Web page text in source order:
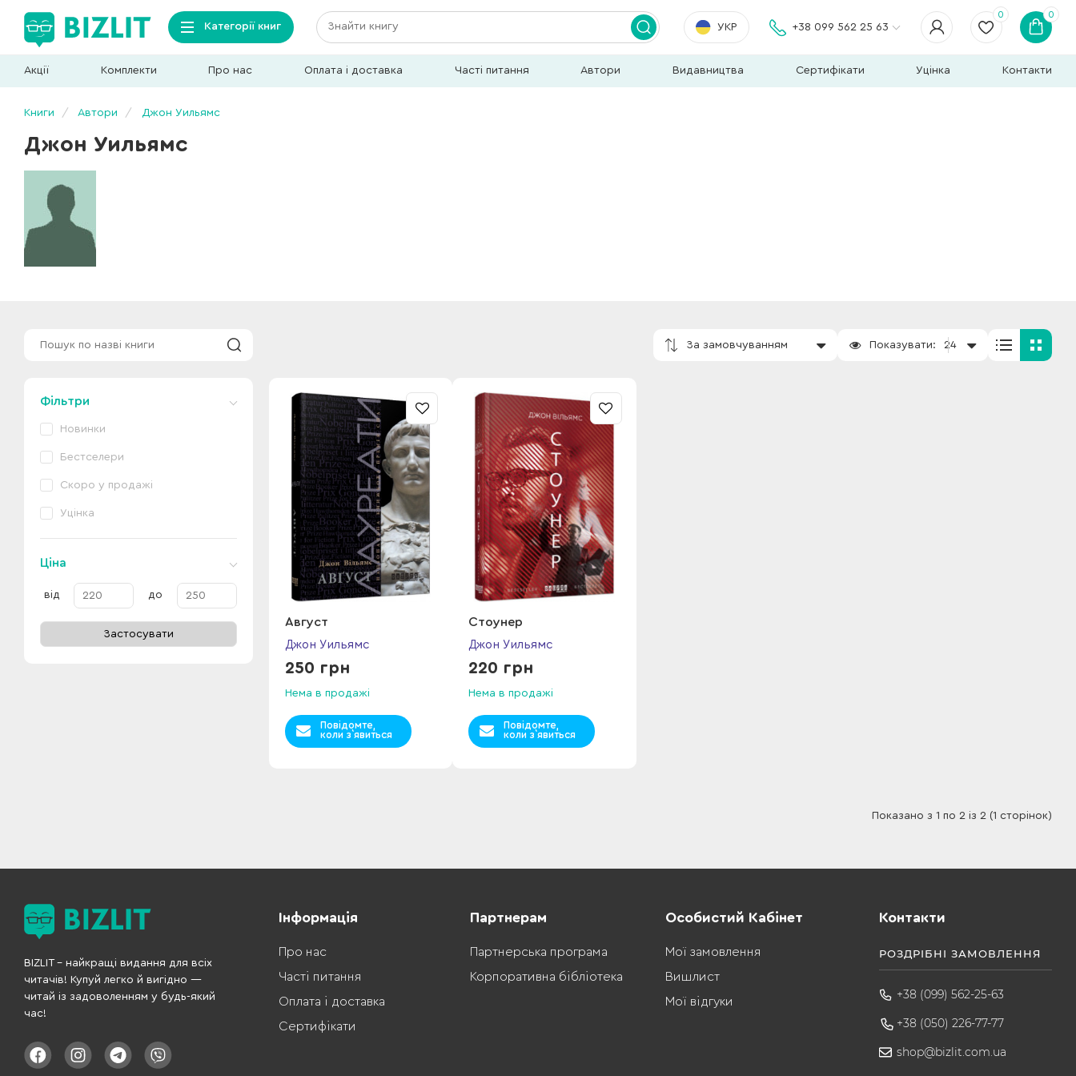
Категорії книг УКР +38 099 562 25 63
0 0
Акції Комплекти Про нас Оплата і доставка Часті питання Автори Видавництва Сертифікати Уцінка Контакти
Книги Автори Джон Уильямс
Джон Уильямс
За замовчуванням Показувати: 24
Фільтри
Новинки
Бестселери
Скоро у продажі
Уцінка
Ціна
від до
Застосувати
Август
Джон Уильямс
250 грн
Нема в продажі
Повідомте,
коли з`явиться
Стоунер
Джон Уильямс
220 грн
Нема в продажі
Повідомте,
коли з`явиться
Показано з 1 по 2 із 2 (1 сторінок)
BIZLIT – найкращі видання для всіх
читачів! Купуй легко й вигідно —
читай із задоволенням у будь-який
час!
Інформація
Про нас
Часті питання
Оплата і доставка
Сертифікати
Партнерам
Партнерська програма
Корпоративна бібліотека
Особистий Кабінет
Мої замовлення
Вишлист
Мої відгуки
Контакти
РОЗДРІБНІ ЗАМОВЛЕННЯ
+38 (099) 562-25-63
+38 (050) 226-77-77
shop@bizlit.com.ua